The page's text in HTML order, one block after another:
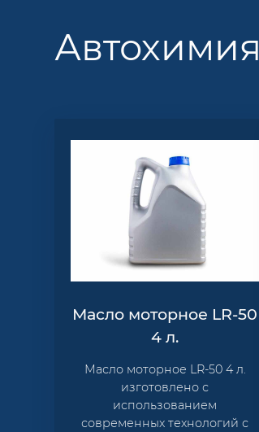
Автохимия
Масло моторное LR-50
4 л.
Масло моторное LR-50 4 л.
изготовлено с
использованием
современных технологий с